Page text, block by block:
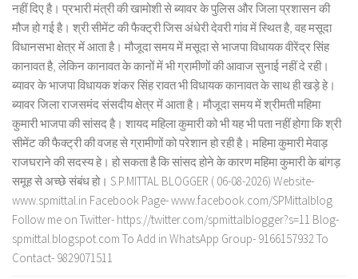
नहीं दिए है। प्रभारी मंत्री की खामोशी से ब्यावर के पुलिस और जिला प्रशासन की
मौज हो गई है। श्री सीमेंट की फैक्ट्री जिस अंधेरी देवरी गांव में स्थित है, वह मसूदा
विधानसभा क्षेत्र में आता है। मौजूदा समय में मसूदा से भाजपा विधायक वीरेंद्र सिंह
कानावत है, लेकिन कानावत के कानों में भी ग्रामीणों की आवाज सुनाई नहीं दे रही।
ब्यावर के भाजपा विधायक शंकर सिंह रावत भी विधायक कानावत के साथ ही खड़े हे।
ब्यावर जिला राजसमंद संसदीय क्षेत्र में आता है। मौजूदा समय में श्रीमती महिमा
कुमारी भाजपा की सांसद है। शायद महिला कुमारी को भी यह भी पता नहीं होगा कि श्री
सीमेंट की फैक्ट्री की वजह से ग्रामीणों को परेशान हो रही है। महिमा कुमारी मेवाड़
राजघराने की सदस्य हे। हो सकता है कि सांसद होने के कारण महिमा कुमारी के बांगड़
समूह से अच्छे संबंध हो। S.P.MITTAL BLOGGER ( 06-08-2026) Website-
www.spmittal.in Facebook Page- www.facebook.com/SPMittalblog
Follow me on Twitter- https://twitter.com/spmittalblogger?s=11 Blog-
spmittal.blogspot.com To Add in WhatsApp Group- 9166157932 To
Contact- 9829071511